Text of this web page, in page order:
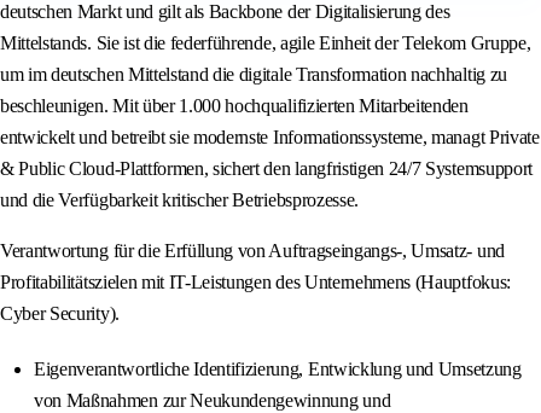
deutschen Markt und gilt als Backbone der Digitalisierung des
Mittelstands. Sie ist die federführende, agile Einheit der Telekom Gruppe,
um im deutschen Mittelstand die digitale Transformation nachhaltig zu
beschleunigen. Mit über 1.000 hochqualifizierten Mitarbeitenden
entwickelt und betreibt sie modernste Informationssysteme, managt Private
& Public Cloud-Plattformen, sichert den langfristigen 24/7 Systemsupport
und die Verfügbarkeit kritischer Betriebsprozesse.
Verantwortung für die Erfüllung von Auftragseingangs-, Umsatz- und
Profitabilitätszielen mit IT-Leistungen des Unternehmens (Hauptfokus:
Cyber Security).
Eigenverantwortliche Identifizierung, Entwicklung und Umsetzung
von Maßnahmen zur Neukundengewinnung und